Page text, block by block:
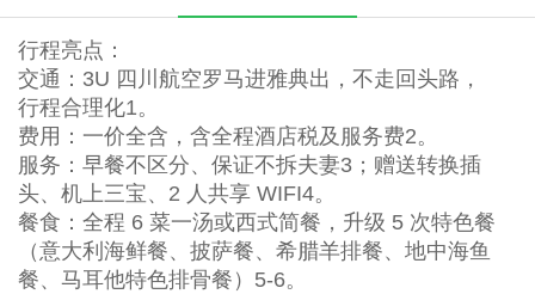
行程亮点：
交通：3U 四川航空罗马进雅典出，不走回头路，
行程合理化1。
费用：一价全含，含全程酒店税及服务费2。
服务：早餐不区分、保证不拆夫妻3；赠送转换插
头、机上三宝、2 人共享 WIFI4。
餐食：全程 6 菜一汤或西式简餐，升级 5 次特色餐
（意大利海鲜餐、披萨餐、希腊羊排餐、地中海鱼
餐、马耳他特色排骨餐）5-6。